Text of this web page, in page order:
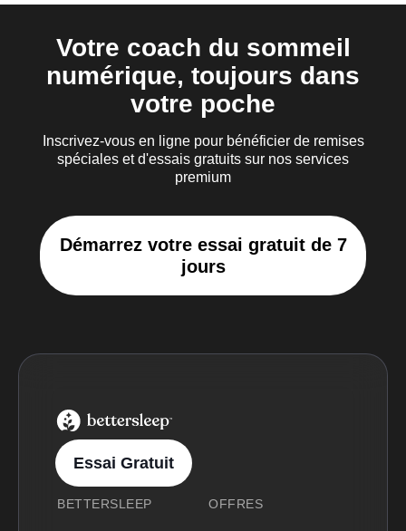
Votre coach du sommeil
numérique, toujours dans
votre poche
Inscrivez-vous en ligne pour bénéficier de remises
spéciales et d'essais gratuits sur nos services
premium
Démarrez votre essai gratuit de 7
jours
BetterSleep Logo
Essai Gratuit
BETTERSLEEP OFFRES